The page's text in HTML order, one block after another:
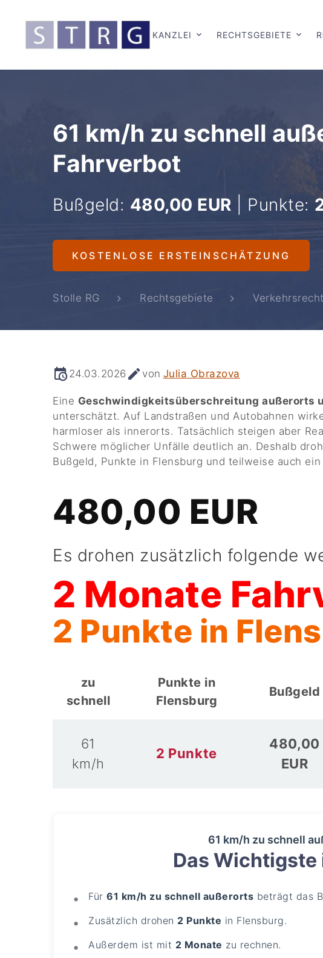
KANZLEI RECHTSGEBIETE
61 km/h zu schnell
Fahrverbot
Bußgeld: 480,00 EUR | Punkte:
KOSTENLOSE ERSTEINSCHÄTZUNG
Stolle RG Rechtsgebiete Verkehrsrecht
24.03.2026 von Julia Obrazova
Eine Geschwindigkeitsüberschreitung außerorts
unterschätzt. Auf Landstraßen und Autobahnen
harmloser als innerorts. Tatsächlich steigen aber
Schwere möglicher Unfälle deutlich an. Deshalb
Bußgeld, Punkte in Flensburg und teilweise auch ein
480,00 EUR
Es drohen zusätzlich folgende
2 Monate
2 Punkte in
zu
schnell
Punkte in
Flensburg
Bußgeld
61
km/h
2 Punkte
480,00
EUR
61 km/h zu schnell
Das Wichtigste
Für61 km/h zu schnell außerorts beträgt das
Zusätzlich drohen 2 Punkte in Flensburg.
Außerdem ist mit 2 Monate zu rechnen.